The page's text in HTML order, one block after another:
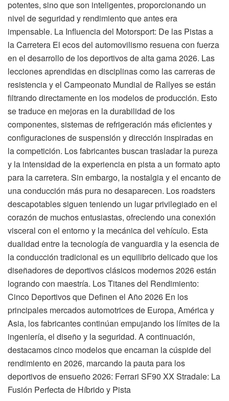
potentes, sino que son inteligentes, proporcionando un
nivel de seguridad y rendimiento que antes era
impensable. La Influencia del Motorsport: De las Pistas a
la Carretera El ecos del automovilismo resuena con fuerza
en el desarrollo de los deportivos de alta gama 2026. Las
lecciones aprendidas en disciplinas como las carreras de
resistencia y el Campeonato Mundial de Rallyes se están
filtrando directamente en los modelos de producción. Esto
se traduce en mejoras en la durabilidad de los
componentes, sistemas de refrigeración más eficientes y
configuraciones de suspensión y dirección inspiradas en
la competición. Los fabricantes buscan trasladar la pureza
y la intensidad de la experiencia en pista a un formato apto
para la carretera. Sin embargo, la nostalgia y el encanto de
una conducción más pura no desaparecen. Los roadsters
descapotables siguen teniendo un lugar privilegiado en el
corazón de muchos entusiastas, ofreciendo una conexión
visceral con el entorno y la mecánica del vehículo. Esta
dualidad entre la tecnología de vanguardia y la esencia de
la conducción tradicional es un equilibrio delicado que los
diseñadores de deportivos clásicos modernos 2026 están
logrando con maestría. Los Titanes del Rendimiento:
Cinco Deportivos que Definen el Año 2026 En los
principales mercados automotrices de Europa, América y
Asia, los fabricantes continúan empujando los límites de la
ingeniería, el diseño y la seguridad. A continuación,
destacamos cinco modelos que encarnan la cúspide del
rendimiento en 2026, marcando la pauta para los
deportivos de ensueño 2026: Ferrari SF90 XX Stradale: La
Fusión Perfecta de Híbrido y Pista